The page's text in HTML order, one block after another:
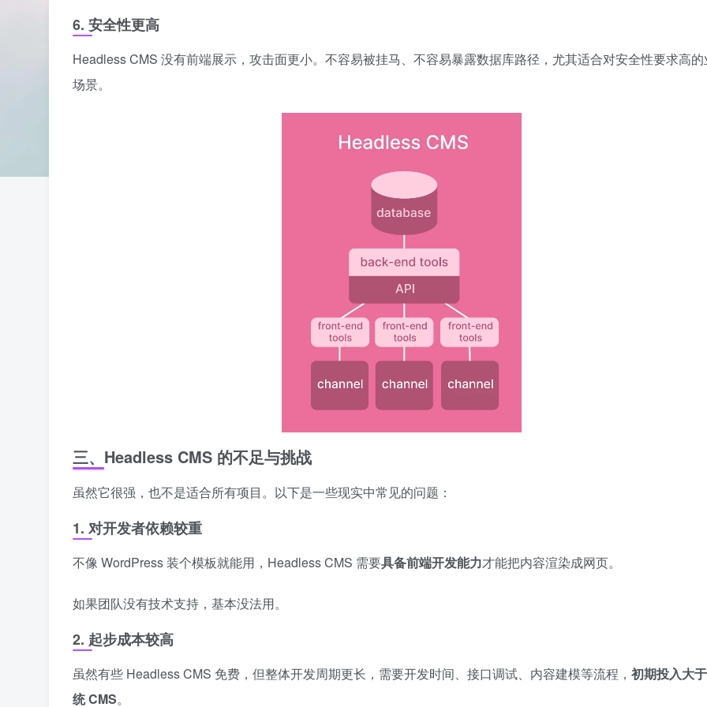
6. 安全性更高
Headless CMS 没有前端展示，攻击面更小。不容易被挂马、不容易暴露数据库路径，尤其适合对安全性要求高
场景。
三、Headless CMS 的不足与挑战
虽然它很强，也不是适合所有项目。以下是一些现实中常见的问题：
1. 对开发者依赖较重
不像 WordPress 装个模板就能用，Headless CMS 需要具备前端开发能力才能把内容渲染成网页。
如果团队没有技术支持，基本没法用。
2. 起步成本较高
虽然有些 Headless CMS 免费，但整体开发周期更长，需要开发时间、接口调试、内容建模等流程， 初期投入大
统 CMS。